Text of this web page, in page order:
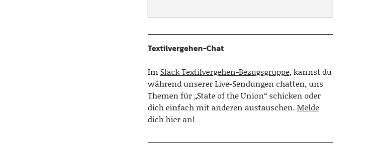
Textilvergehen-Chat
Im Slack Textilvergehen-Bezugsgruppe, kannst du
während unserer Live-Sendungen chatten, uns
Themen für „State of the Union“ schicken oder
dich einfach mit anderen austauschen.Melde
dich hier an!